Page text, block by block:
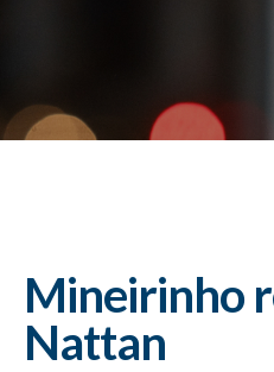
Mineirinho
Nattan